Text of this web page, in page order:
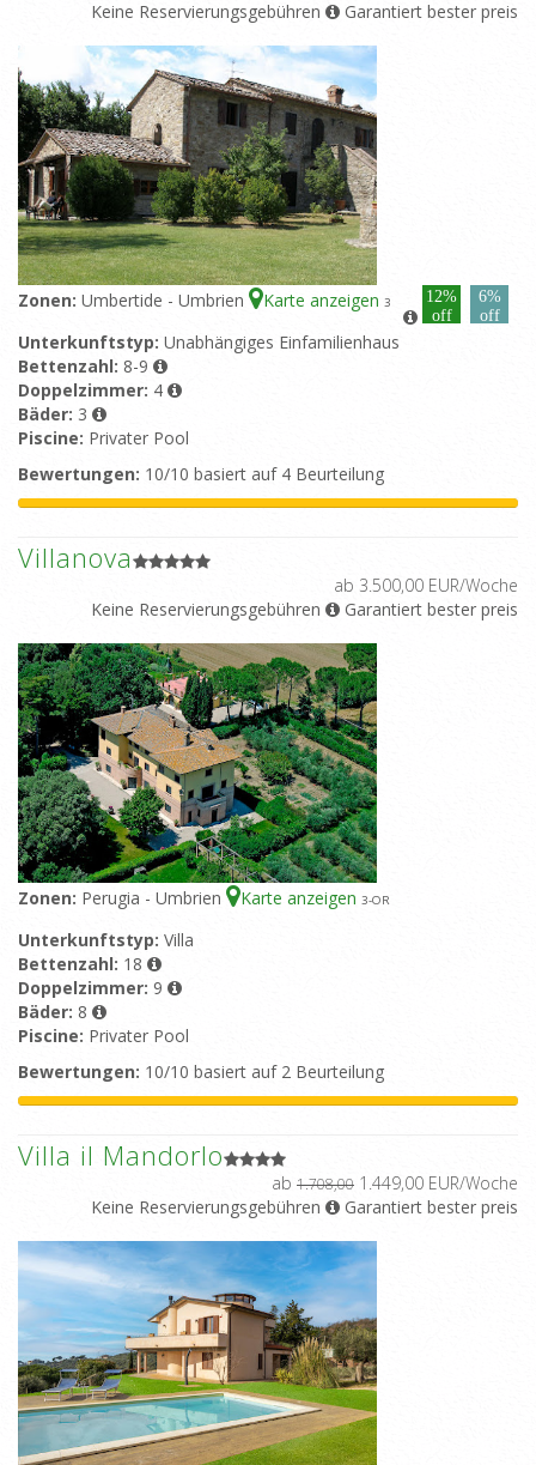
Keine Reservierungsgebühren
Garantiert bester preis
Zonen: Umbertide - Umbrien Karte anzeigen 3
12%
off
6%
off
Unterkunftstyp: Unabhängiges Einfamilienhaus
Bettenzahl: 8-9
Doppelzimmer: 4
Bäder: 3
Piscine: Privater Pool
Bewertungen: 10/10 basiert auf 4 Beurteilung
Villanova
ab 3.500,00 EUR/Woche
Keine Reservierungsgebühren
Garantiert bester preis
Zonen: Perugia - Umbrien Karte anzeigen 3-OR
Unterkunftstyp: Villa
Bettenzahl: 18
Doppelzimmer: 9
Bäder: 8
Piscine: Privater Pool
Bewertungen: 10/10 basiert auf 2 Beurteilung
Villa il Mandorlo
ab 1.708,00 1.449,00 EUR/Woche
Keine Reservierungsgebühren
Garantiert bester preis